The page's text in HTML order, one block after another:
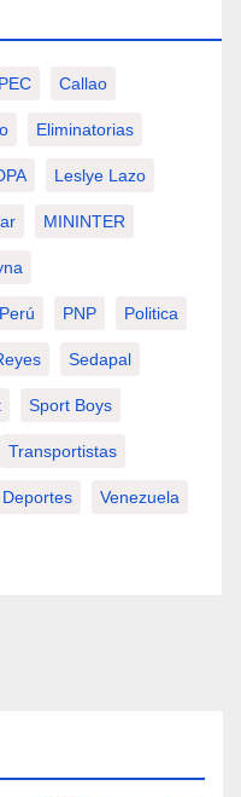
Callao
Eliminatorias
Leslye Lazo
MININTER
Perú PNP Politica
Sedapal
Sport Boys
Transportistas
Venezuela